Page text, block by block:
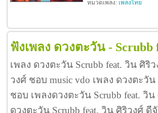
หมวดเพลง: เพลงไทย
ฟังเพลง ดวงตะวัน - Scrubb
เพลง ดวงตะวัน Scrubb feat. วิน ศิริ
วงศ์ ชอบ music vdo เพลง ดวงตะวั
ชอบ เพลงดวงตะวัน Scrubb feat.
ดวงตะวัน Scrubb feat. วิน ศิริวงศ์